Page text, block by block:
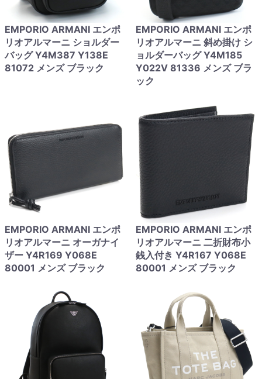
EMPORIO ARMANI エンポ
リオアルマーニ ショルダー
バッグ Y4M387 Y138E
81072 メンズ ブラック
EMPORIO ARMANI エンポ
リオアルマーニ 斜め掛け シ
ョルダーバッグ Y4M185
Y022V 81336 メンズ ブラ
ック
EMPORIO ARMANI エンポ
リオアルマーニ オーガナイ
ザー Y4R169 Y068E
80001 メンズ ブラック
EMPORIO ARMANI エンポ
リオアルマーニ 二折財布小
銭入付き Y4R167 Y068E
80001 メンズ ブラック